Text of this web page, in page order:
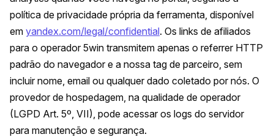
política de privacidade própria da ferramenta, disponível
em yandex.com/legal/confidential. Os links de afiliados
para o operador 5win transmitem apenas o referrer HTTP
padrão do navegador e a nossa tag de parceiro, sem
incluir nome, email ou qualquer dado coletado por nós. O
provedor de hospedagem, na qualidade de operador
(LGPD Art. 5º, VII), pode acessar os logs do servidor
para manutenção e segurança.